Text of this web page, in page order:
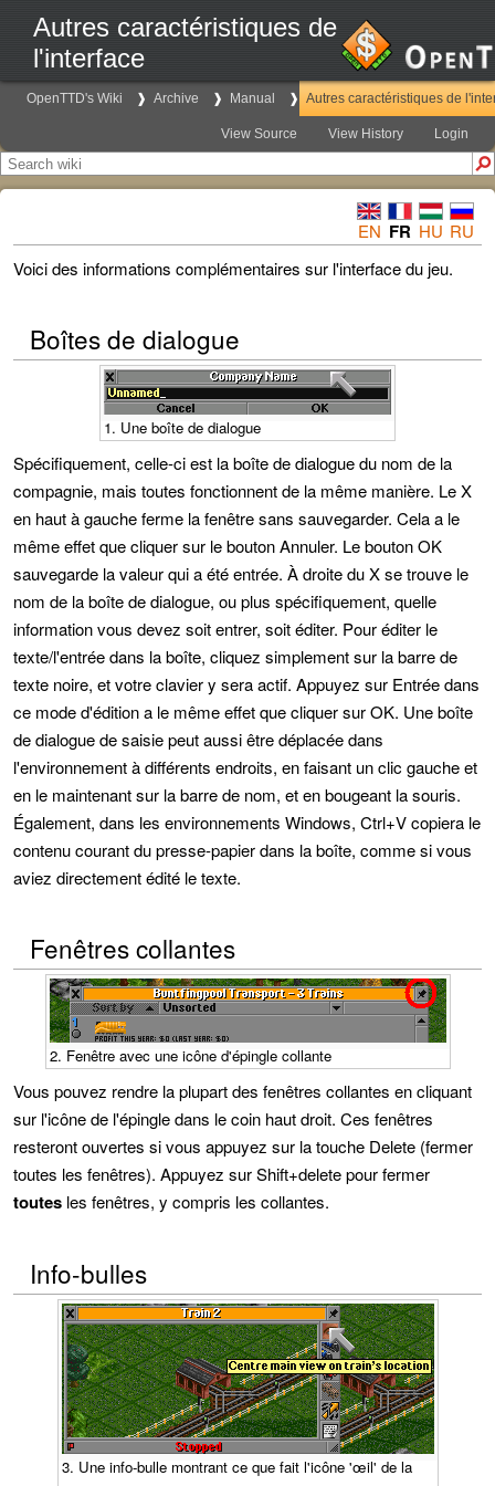
Autres caractéristiques de
l'interface
OpenTTD's Wiki Archive Manual Autres caractéristiques de
View Source View History Login
EN FR HU RU
Voici des informations complémentaires sur l'interface du jeu.
Boîtes de dialogue
1. Une boîte de dialogue
Spécifiquement, celle-ci est la boîte de dialogue du nom de la
compagnie, mais toutes fonctionnent de la même manière. Le X
en haut à gauche ferme la fenêtre sans sauvegarder. Cela a le
même effet que cliquer sur le bouton Annuler. Le bouton OK
sauvegarde la valeur qui a été entrée. À droite du X se trouve le
nom de la boîte de dialogue, ou plus spécifiquement, quelle
information vous devez soit entrer, soit éditer. Pour éditer le
texte/l'entrée dans la boîte, cliquez simplement sur la barre de
texte noire, et votre clavier y sera actif. Appuyez sur Entrée dans
ce mode d'édition a le même effet que cliquer sur OK. Une boîte
de dialogue de saisie peut aussi être déplacée dans
l'environnement à différents endroits, en faisant un clic gauche et
en le maintenant sur la barre de nom, et en bougeant la souris.
Également, dans les environnements Windows, Ctrl+V copiera le
contenu courant du presse-papier dans la boîte, comme si vous
aviez directement édité le texte.
Fenêtres collantes
2. Fenêtre avec une icône d'épingle collante
Vous pouvez rendre la plupart des fenêtres collantes en cliquant
sur l'icône de l'épingle dans le coin haut droit. Ces fenêtres
resteront ouvertes si vous appuyez sur la touche Delete (fermer
toutes les fenêtres). Appuyez sur Shift+delete pour fermer
toutes les fenêtres, y compris les collantes.
Info-bulles
3. Une info-bulle montrant ce que fait l'icône 'œil' de la